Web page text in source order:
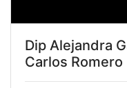
Dip Alejandra
Carlos